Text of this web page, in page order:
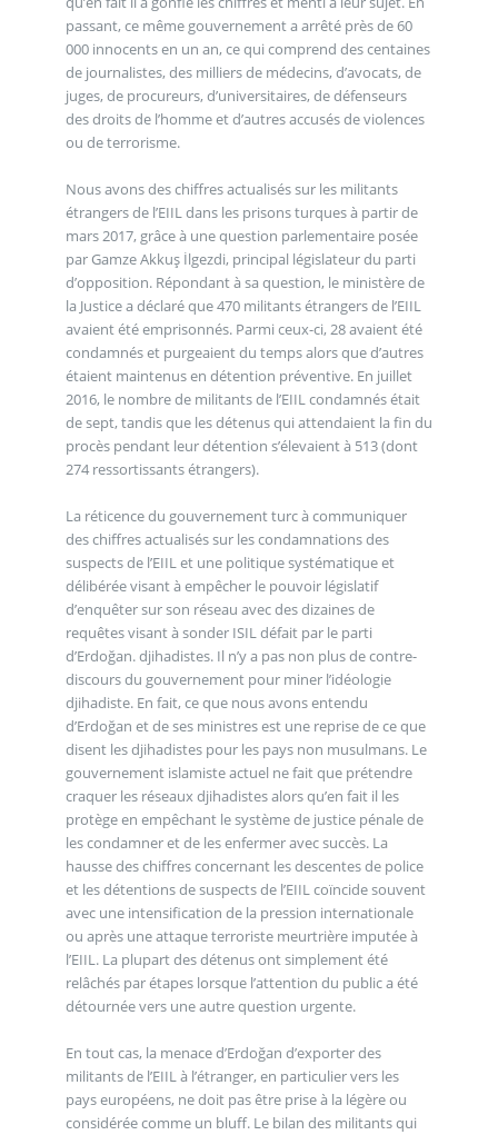
passant, ce même gouvernement a arrêté près de 60
000 innocents en un an, ce qui comprend des centaines
de journalistes, des milliers de médecins, d’avocats, de
juges, de procureurs, d’universitaires, de défenseurs
des droits de l’homme et d’autres accusés de violences
ou de terrorisme.
Nous avons des chiffres actualisés sur les militants
étrangers de l’EIIL dans les prisons turques à partir de
mars 2017, grâce à une question parlementaire posée
par Gamze Akkuş İlgezdi, principal législateur du parti
d’opposition. Répondant à sa question, le ministère de
la Justice a déclaré que 470 militants étrangers de l’EIIL
avaient été emprisonnés. Parmi ceux-ci, 28 avaient été
condamnés et purgeaient du temps alors que d’autres
étaient maintenus en détention préventive. En juillet
2016, le nombre de militants de l’EIIL condamnés était
de sept, tandis que les détenus qui attendaient la fin du
procès pendant leur détention s’élevaient à 513 (dont
274 ressortissants étrangers).
La réticence du gouvernement turc à communiquer
des chiffres actualisés sur les condamnations des
suspects de l’EIIL et une politique systématique et
délibérée visant à empêcher le pouvoir législatif
d’enquêter sur son réseau avec des dizaines de
requêtes visant à sonder ISIL défait par le parti
d’Erdoğan. djihadistes. Il n’y a pas non plus de contre-
discours du gouvernement pour miner l’idéologie
djihadiste. En fait, ce que nous avons entendu
d’Erdoğan et de ses ministres est une reprise de ce que
disent les djihadistes pour les pays non musulmans. Le
gouvernement islamiste actuel ne fait que prétendre
craquer les réseaux djihadistes alors qu’en fait il les
protège en empêchant le système de justice pénale de
les condamner et de les enfermer avec succès. La
hausse des chiffres concernant les descentes de police
et les détentions de suspects de l’EIIL coïncide souvent
avec une intensification de la pression internationale
ou après une attaque terroriste meurtrière imputée à
l’EIIL. La plupart des détenus ont simplement été
relâchés par étapes lorsque l’attention du public a été
détournée vers une autre question urgente.
En tout cas, la menace d’Erdoğan d’exporter des
militants de l’EIIL à l’étranger, en particulier vers les
pays européens, ne doit pas être prise à la légère ou
considérée comme un bluff. Le bilan des militants qui